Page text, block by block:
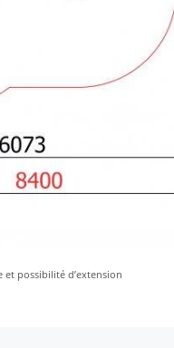
possibilité d’extension